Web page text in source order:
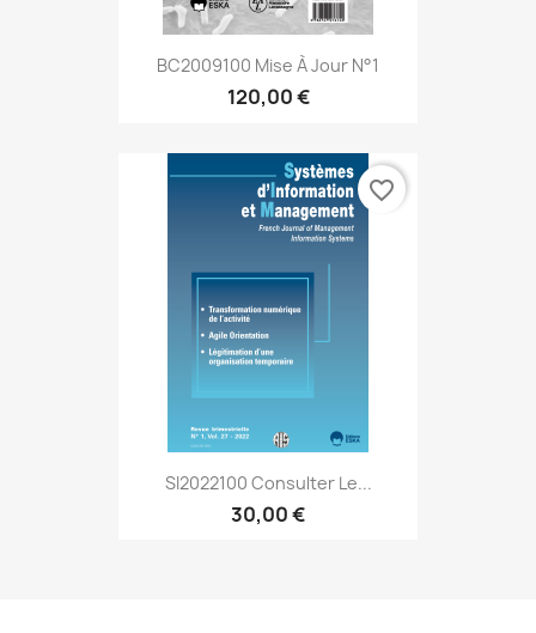
BC2009100 Mise À Jour N°1
120,00 €
SI2022100 Consulter Le...
30,00 €
favorite_border